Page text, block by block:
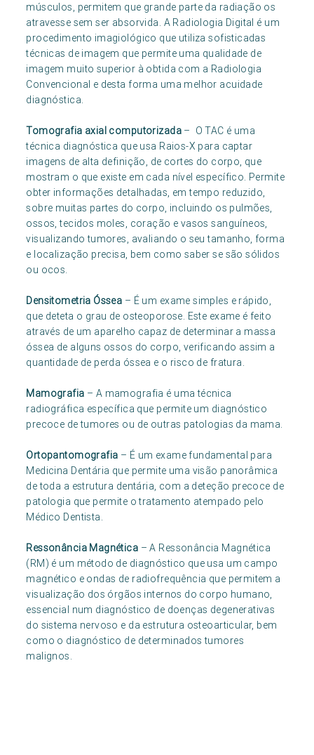
músculos, permitem que grande parte da radiação os
atravesse sem ser absorvida. A Radiologia Digital é um
procedimento imagiológico que utiliza sofisticadas
técnicas de imagem que permite uma qualidade de
imagem muito superior à obtida com a Radiologia
Convencional e desta forma uma melhor acuidade
diagnóstica.
Tomografia axial computorizada– O TAC é uma
técnica diagnóstica que usa Raios-X para captar
imagens de alta definição, de cortes do corpo, que
mostram o que existe em cada nível específico. Permite
obter informações detalhadas, em tempo reduzido,
sobre muitas partes do corpo, incluindo os pulmões,
ossos, tecidos moles, coração e vasos sanguíneos,
visualizando tumores, avaliando o seu tamanho, forma
e localização precisa, bem como saber se são sólidos
ou ocos.
Densitometria Óssea – É um exame simples e rápido,
que deteta o grau de osteoporose. Este exame é feito
através de um aparelho capaz de determinar a massa
óssea de alguns ossos do corpo, verificando assim a
quantidade de perda óssea e o risco de fratura.
Mamografia – A mamografia é uma técnica
radiográfica específica que permite um diagnóstico
precoce de tumores ou de outras patologias da mama.
Ortopantomografia – É um exame fundamental para
Medicina Dentária que permite uma visão panorâmica
de toda a estrutura dentária, com a deteção precoce de
patologia que permite o tratamento atempado pelo
Médico Dentista.
Ressonância Magnética – A Ressonância Magnética
(RM) é um método de diagnóstico que usa um campo
magnético e ondas de radiofrequência que permitem a
visualização dos órgãos internos do corpo humano,
essencial num diagnóstico de doenças degenerativas
do sistema nervoso e da estrutura osteoarticular, bem
como o diagnóstico de determinados tumores
malignos.